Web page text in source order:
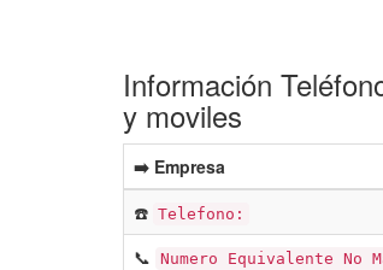
Información
y moviles
➡️ Empresa
☎️ Telefono:
📞 Numero Equivalente No